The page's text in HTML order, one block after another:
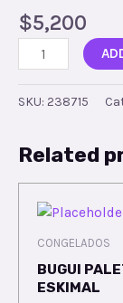
$5,200
SKU: 238715
Related
CONGELADOS
BUGUI
ESKIMAL